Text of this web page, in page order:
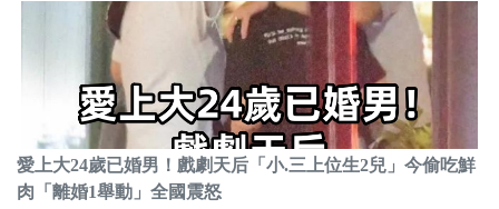
愛上大24歲已婚男！戲劇天后「小.三上位生2兒」今偷吃鮮
肉「離婚1舉動」全國震怒